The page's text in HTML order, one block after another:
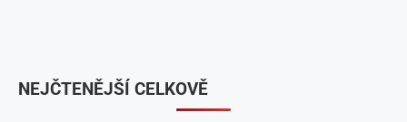
NEJČTENĚJŠÍ CELKOVĚ